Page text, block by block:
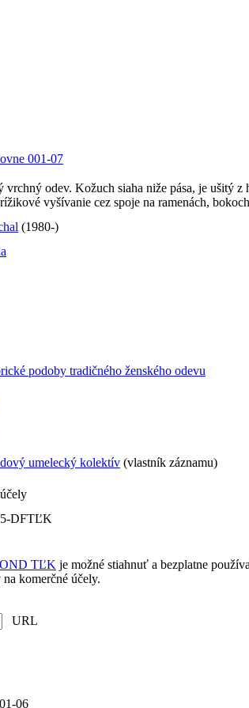
001-07
vrchný odev. Kožuch siaha niže pása, je ušitý
vyšívanie cez spoje na ramenách,
(1980-)
podoby tradičného ženského odevu
umelecký kolektív (vlastník záznamu)
DFTĽK
TĽK je možné stiahnuť a bezplatne
komerčné účely.
URL
06